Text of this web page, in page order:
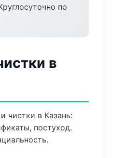
по
в
чистки в Казань:
постуход.